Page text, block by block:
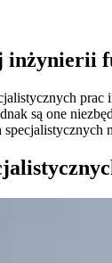
inżynierii
są one